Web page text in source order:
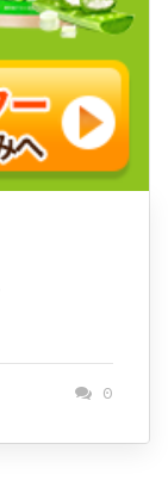
0